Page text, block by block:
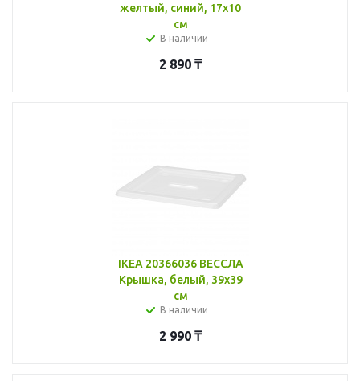
желтый, синий, 17x10
см
В наличии
2 890 ₸
IKEA 20366036 ВЕССЛА
Крышка, белый, 39x39
см
В наличии
2 990 ₸